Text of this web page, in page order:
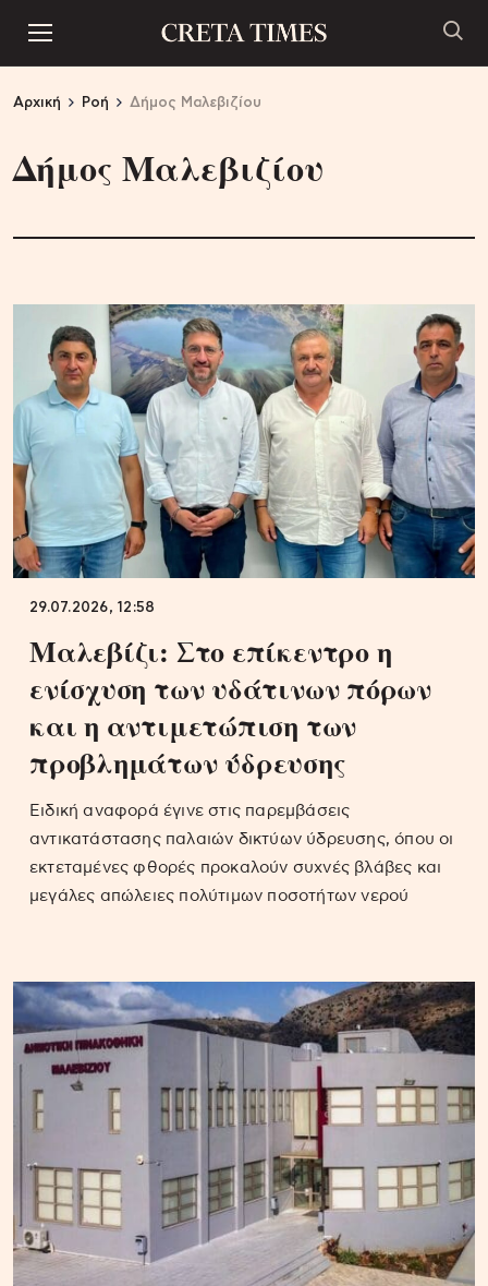
Αρχική Ροή Δήμος Μαλεβιζίου
Δήμος Μαλεβιζίου
29.07.2026, 12:58
Μαλεβίζι: Στο επίκεντρο η
ενίσχυση των υδάτινων πόρων
και η αντιμετώπιση των
προβλημάτων ύδρευσης
Ειδική αναφορά έγινε στις παρεμβάσεις
αντικατάστασης παλαιών δικτύων ύδρευσης, όπου οι
εκτεταμένες φθορές προκαλούν συχνές βλάβες και
μεγάλες απώλειες πολύτιμων ποσοτήτων νερού